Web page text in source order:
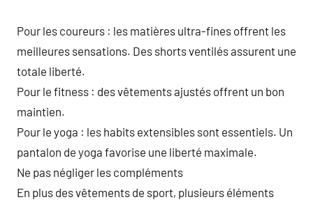
Pour les coureurs : les matières ultra-fines offrent les
meilleures sensations. Des shorts ventilés assurent une
totale liberté.
Pour le fitness : des vêtements ajustés offrent un bon
maintien.
Pour le yoga : les habits extensibles sont essentiels. Un
pantalon de yoga favorise une liberté maximale.
Ne pas négliger les compléments
En plus des vêtements de sport, plusieurs éléments